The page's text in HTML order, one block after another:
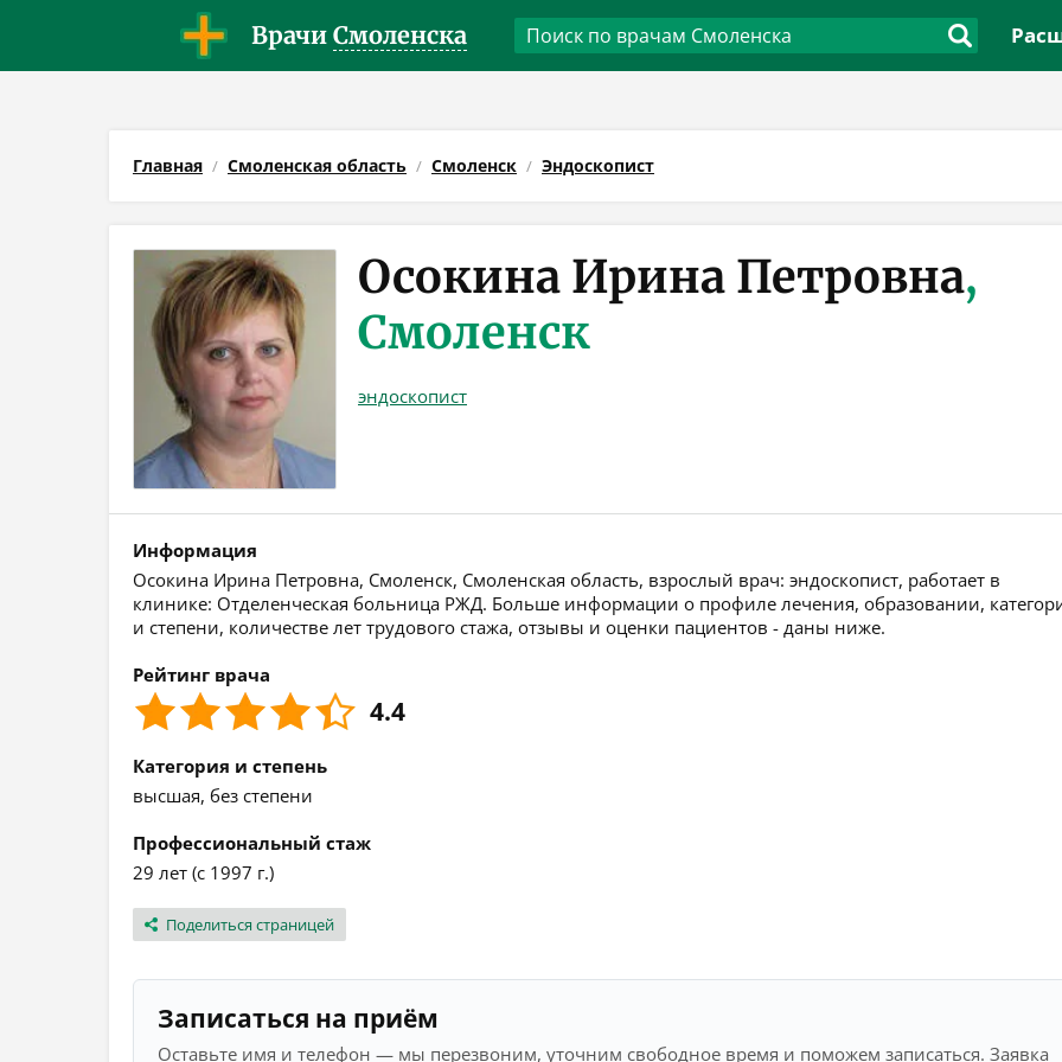
Врачи Смоленска
Главная Смоленская область Смоленск Эндоскопист
Осокина Ирина Петровна,
Смоленск
эндоскопист
Информация
Осокина Ирина Петровна, Смоленск, Смоленская область, взрослый врач: эндоскопист, работает в
клинике: Отделенческая больница РЖД. Больше информации о профиле лечения, образовании,
и степени, количестве лет трудового стажа, отзывы и оценки пациентов - даны ниже.
Рейтинг врача
4.4
Категория и степень
высшая, без степени
Профессиональный стаж
29 лет (с 1997 г.)
Поделиться страницей
Записаться на приём
Оставьте имя и телефон — мы перезвоним, уточним свободное время и поможем записаться. Заявка